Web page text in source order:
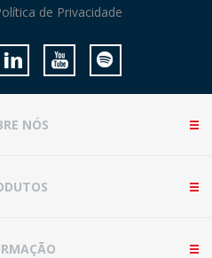
de Privacidade
NÓS